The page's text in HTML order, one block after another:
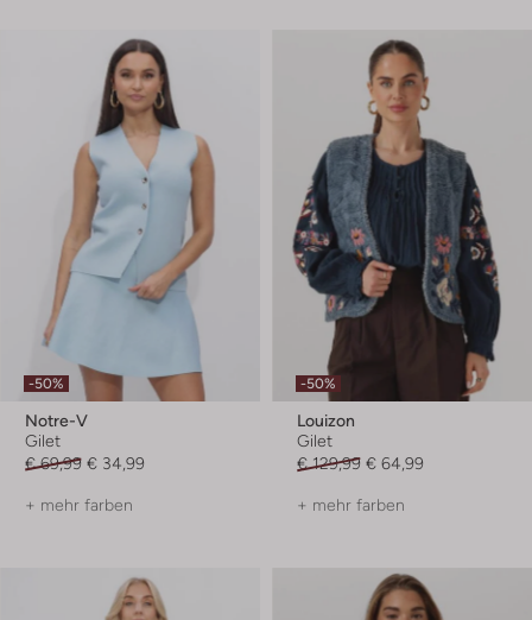
-50%
Notre-V
Gilet
€ 69,99 € 34,99
+ mehr farben
-50%
Louizon
Gilet
€ 129,99 € 64,99
+ mehr farben